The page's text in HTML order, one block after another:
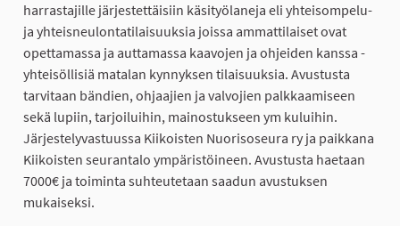
harrastajille järjestettäisiin käsityölaneja eli yhteisompelu-
ja yhteisneulontatilaisuuksia joissa ammattilaiset ovat
opettamassa ja auttamassa kaavojen ja ohjeiden kanssa -
yhteisöllisiä matalan kynnyksen tilaisuuksia. Avustusta
tarvitaan bändien, ohjaajien ja valvojien palkkaamiseen
sekä lupiin, tarjoiluihin, mainostukseen ym kuluihin.
Järjestelyvastuussa Kiikoisten Nuorisoseura ry ja paikkana
Kiikoisten seurantalo ympäristöineen. Avustusta haetaan
7000€ ja toiminta suhteutetaan saadun avustuksen
mukaiseksi.